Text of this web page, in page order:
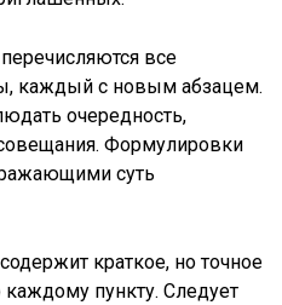
все
каждый с новым абзацем.
очередность,
Формулировки
суть
краткое, но точное
пункту. Следует